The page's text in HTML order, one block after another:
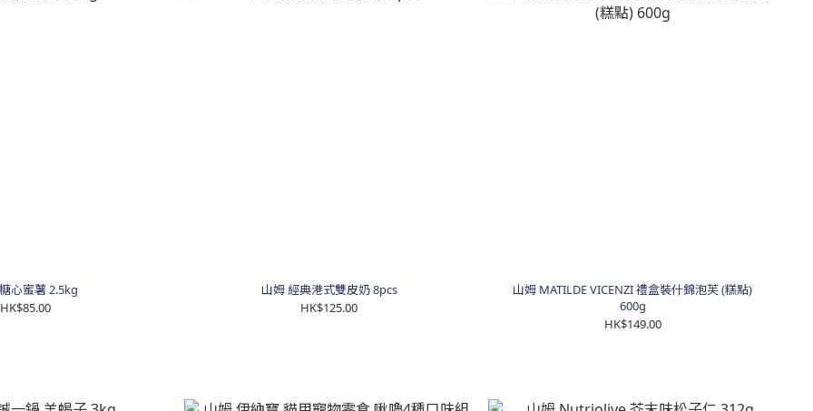
心蜜薯 2.5kg
HK$85.00
山姆 經典港式雙皮奶 8pcs
HK$125.00
山姆 MATILDE VICENZI 禮盒裝什錦泡芙 (糕點)
600g
HK$149.00